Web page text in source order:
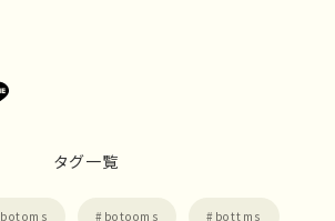
タグ一覧
botoms botooms bottms